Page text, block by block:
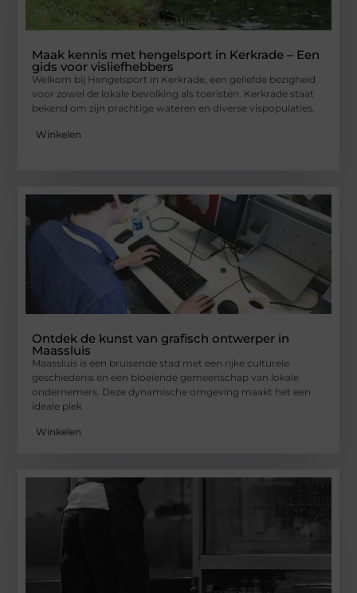
Maak kennis met hengelsport in Kerkrade – Een
gids voor visliefhebbers
Welkom bij Hengelsport in Kerkrade, een geliefde bezigheid
voor zowel de lokale bevolking als toeristen. Kerkrade staat
bekend om zijn prachtige wateren en diverse vispopulaties,
Winkelen
Ontdek de kunst van grafisch ontwerper in
Maassluis
Maassluis is een bruisende stad met een rijke culturele
geschiedenis en een bloeiende gemeenschap van lokale
ondernemers. Deze dynamische omgeving maakt het een
ideale plek
Winkelen